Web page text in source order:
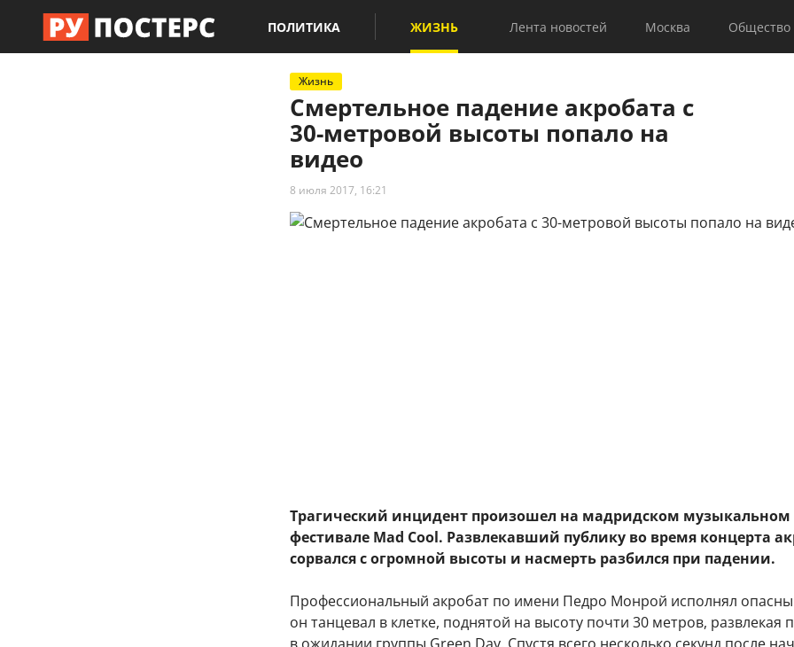
ПОЛИТИКА ЖИЗНЬ Лента новостей Москва Общество
Жизнь
Смертельное падение акробата с
30-метровой высоты попало на
видео
8 июля 2017, 16:21
Трагический инцидент произошел на мадридском музыкальном
фестивале Mad Cool. Развлекавший публику во время концерта
сорвался с огромной высоты и насмерть разбился при падении.
Профессиональный акробат по имени Педро Монрой исполнял
он танцевал в клетке, поднятой на высоту почти 30 метров, развлекая